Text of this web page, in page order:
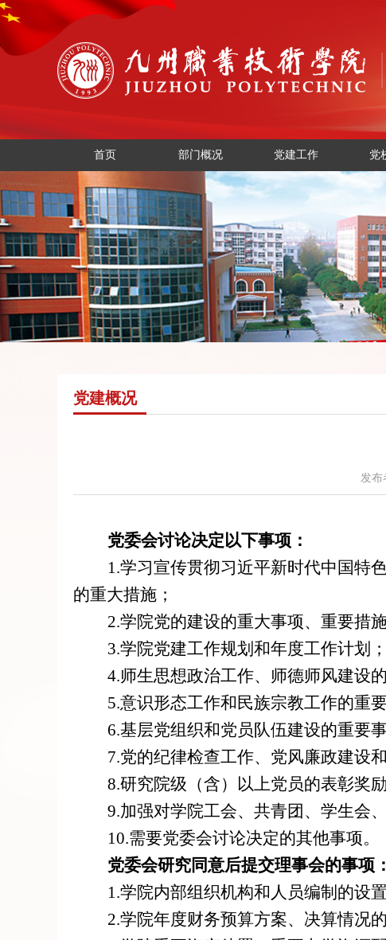
首页 部门概况 党建工作 党
党建概况
发布
党委会讨论决定以下事项：
1.学习宣传贯彻习近平新时代中国特
的重大措施 ；
2.学院党的建设的重大事项、 重要措施
3.学院党建工作规划和年度工作计划；
4.师生思想政治工作、师德师风建设
5.意识形态工作和民族宗教工作的重
6.基层党组织和党员队伍建设的重要事
7.党的纪律检查工作、党风廉政建设
8.研究院级（含）以上党员的表彰奖
9.加强对学院工会、共青团、学生会
10.需要党委会讨论决定的其他事项。
党委会研究同意后提交理事会的事项：
1.学院内部组织机构和人员编制的设
2.学院年度财务预算方案、决算情况